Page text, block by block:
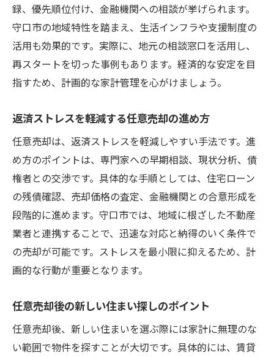
録、優先順位付け、金融機関への相談が挙げられます。
守口市の地域特性を踏まえ、生活インフラや支援制度の
活用も効果的です。実際に、地元の相談窓口を活用し、
再スタートを切った事例もあります。経済的な安定を目
指すため、計画的な家計管理を心がけましょう。
返済ストレスを軽減する任意売却の進め方
任意売却は、返済ストレスを軽減しやすい手法です。進
め方のポイントは、専門家への早期相談、現状分析、債
権者との交渉です。具体的な手順としては、住宅ローン
の残債確認、売却価格の査定、金融機関との合意形成を
段階的に進めます。守口市では、地域に根ざした不動産
業者と連携することで、迅速な対応と納得のいく条件で
の売却が可能です。ストレスを最小限に抑えるため、計
画的な行動が重要となります。
任意売却後の新しい住まい探しのポイント
任意売却後、新しい住まいを選ぶ際には家計に無理のな
い範囲で物件を探すことが大切です。具体的には、賃貸